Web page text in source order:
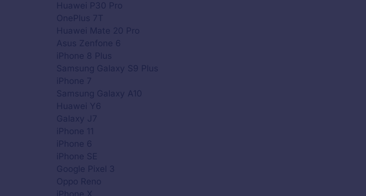
Huawei P30 Pro
OnePlus 7T
Huawei Mate 20 Pro
Asus Zenfone 6
iPhone 8 Plus
Samsung Galaxy S9 Plus
iPhone 7
Samsung Galaxy A10
Huawei Y6
Galaxy J7
iPhone 11
iPhone 6
iPhone SE
Google Pixel 3
Oppo Reno